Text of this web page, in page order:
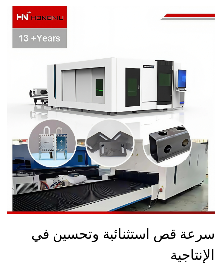
سرعة قص استثنائية وتحسين في
الإنتاجية